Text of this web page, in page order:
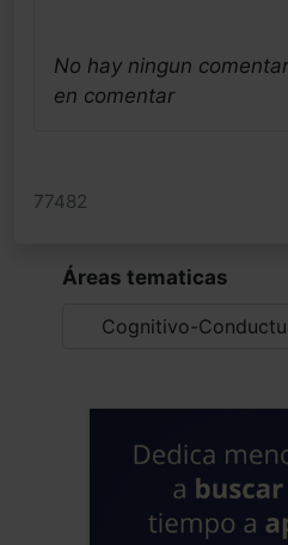
No hay ningun
en comentar
77482
Áreas tematicas